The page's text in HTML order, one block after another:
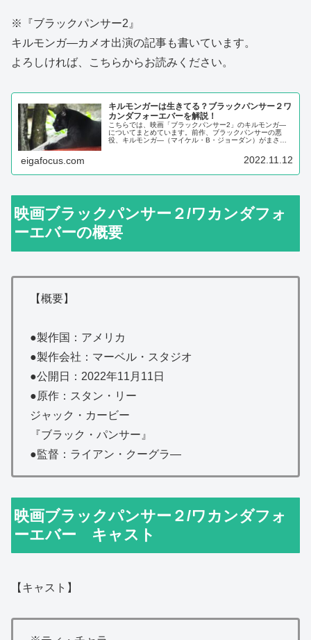
※『ブラックパンサー2』
キルモンガ―カメオ出演の記事も書いています。
よろしければ、こちらからお読みください。
キルモンガーは生きてる？ブラックパンサー２ワ
カンダフォーエバーを解説！
こちらでは、映画「ブラックパンサー2」のキルモンガ―
についてまとめています。前作、ブラックパンサーの悪
役、キルモンガ―（マイケル・B・ジョーダン）がまさか
eigafocus.com 2022.11.12
映画ブラックパンサー２/ワカンダフォ
ーエバーの概要
【概要】
●製作国：アメリカ
●製作会社：マーベル・スタジオ
●公開日：2022年11月11日
●原作：スタン・リー
ジャック・カービー
『ブラック・パンサー』
●監督：ライアン・クーグラ―
映画ブラックパンサー２/ワカンダフォ
ーエバー キャスト
【キャスト】